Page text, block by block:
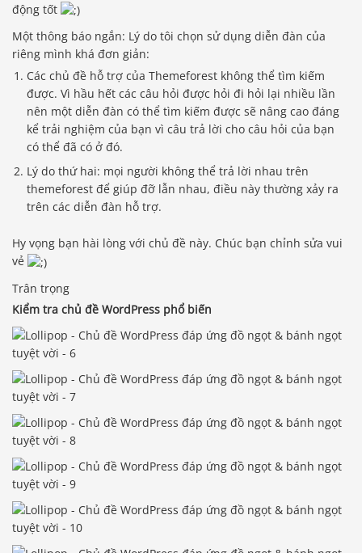
động tốt
Một thông báo ngắn: Lý do tôi chọn sử dụng diễn đàn của
riêng mình khá đơn giản:
Các chủ đề hỗ trợ của Themeforest không thể tìm kiếm
được. Vì hầu hết các câu hỏi được hỏi đi hỏi lại nhiều lần
nên một diễn đàn có thể tìm kiếm được sẽ nâng cao đáng
kể trải nghiệm của bạn vì câu trả lời cho câu hỏi của bạn
có thể đã có ở đó.
Lý do thứ hai: mọi người không thể trả lời nhau trên
themeforest để giúp đỡ lẫn nhau, điều này thường xảy ra
trên các diễn đàn hỗ trợ.
Hy vọng bạn hài lòng với chủ đề này. Chúc bạn chỉnh sửa vui
vẻ
Trân trọng
Kiểm tra chủ đề WordPress phổ biến